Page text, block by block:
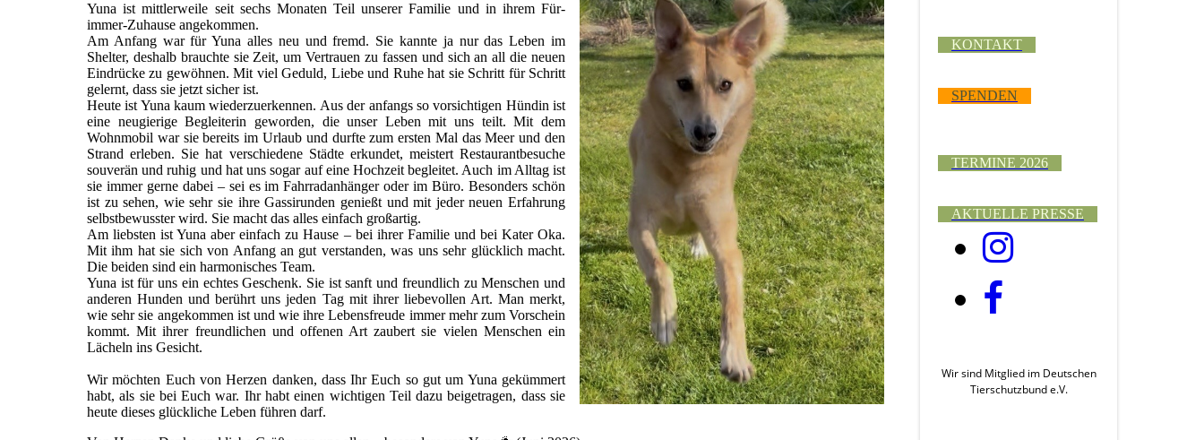
Yuna ist mittlerweile seit sechs Monaten Teil unserer Familie und in ihrem Für-
immer-Zuhause angekommen.
Am Anfang war für Yuna alles neu und fremd. Sie kannte ja nur das Leben im
Shelter, deshalb brauchte sie Zeit, um Vertrauen zu fassen und sich an all die neuen
Eindrücke zu gewöhnen. Mit viel Geduld, Liebe und Ruhe hat sie Schritt für Schritt
gelernt, dass sie jetzt sicher ist.
Heute ist Yuna kaum wiederzuerkennen. Aus der anfangs so vorsichtigen Hündin ist
eine neugierige Begleiterin geworden, die unser Leben mit uns teilt. Mit dem
Wohnmobil war sie bereits im Urlaub und durfte zum ersten Mal das Meer und den
Strand erleben. Sie hat verschiedene Städte erkundet, meistert Restaurantbesuche
souverän und ruhig und hat uns sogar auf eine Hochzeit begleitet. Auch im Alltag ist
sie immer gerne dabei – sei es im Fahrradanhänger oder im Büro. Besonders schön
ist zu sehen, wie sehr sie ihre Gassirunden genießt und mit jeder neuen Erfahrung
selbstbewusster wird. Sie macht das alles einfach großartig.
Am liebsten ist Yuna aber einfach zu Hause – bei ihrer Familie und bei Kater Oka.
Mit ihm hat sie sich von Anfang an gut verstanden, was uns sehr glücklich macht.
Die beiden sind ein harmonisches Team.
Yuna ist für uns ein echtes Geschenk. Sie ist sanft und freundlich zu Menschen und
anderen Hunden und berührt uns jeden Tag mit ihrer liebevollen Art. Man merkt,
wie sehr sie angekommen ist und wie ihre Lebensfreude immer mehr zum Vorschein
kommt. Mit ihrer freundlichen und offenen Art zaubert sie vielen Menschen ein
Lächeln ins Gesicht.
Wir möchten Euch von Herzen danken, dass Ihr Euch so gut um Yuna gekümmert
habt, als sie bei Euch war. Ihr habt einen wichtigen Teil dazu beigetragen, dass sie
heute dieses glückliche Leben führen darf.
KONTAKT
SPENDEN
TERMINE 2026
AKTUELLE PRESSE
Wir sind Mitglied im Deutschen
Tierschutzbund e.V.